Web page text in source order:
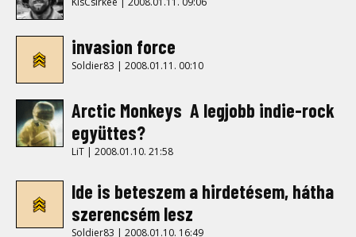
invasion force
Soldier83 | 2008.01.11. 00:10
Arctic Monkeys  A legjobb indie-rock
együttes?
LiT | 2008.01.10. 21:58
Ide is beteszem a hirdetésem, hátha
szerencsém lesz
Soldier83 | 2008.01.10. 16:49